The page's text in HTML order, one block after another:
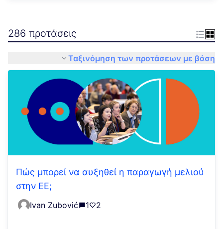
286 προτάσεις
Ταξινόμηση των προτάσεων με βάση
Πώς μπορεί να αυξηθεί η παραγωγή μελιού
στην ΕΕ;
Ivan Zubović 1 2